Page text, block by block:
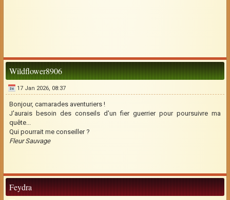
Wildflower8906
17 Jan 2026, 08:37
Bonjour, camarades aventuriers !
J'aurais besoin des conseils d'un fier guerrier pour poursuivre ma
quête...
Qui pourrait me conseiller ?
Fleur Sauvage
Feydra